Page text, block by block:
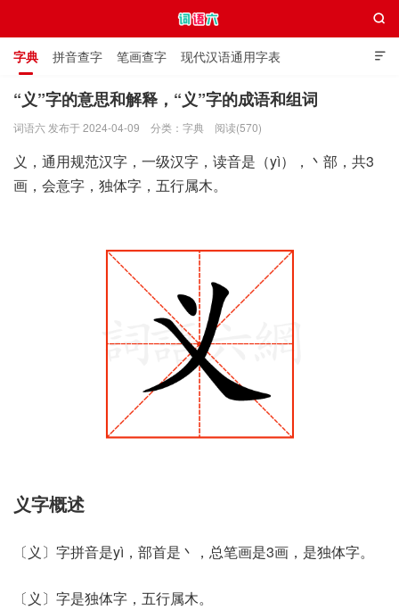

字典 拼音查字 笔画查字 现代汉语通用字表
通用规范汉字表 叠字大全 独体字大全 极简英语词典

“义”字的意思和解释，“义”字的成语和组词
词语六 发布于 2024-04-09 分类： 字典 阅读(570)
义，通用规范汉字，一级汉字，读音是（yì），丶部，共3
画，会意字，独体字，五行属木。
义字概述
〔义〕字拼音是yì，部首是丶，总笔画是3画，是独体字。
〔义〕字是独体字，五行属木。